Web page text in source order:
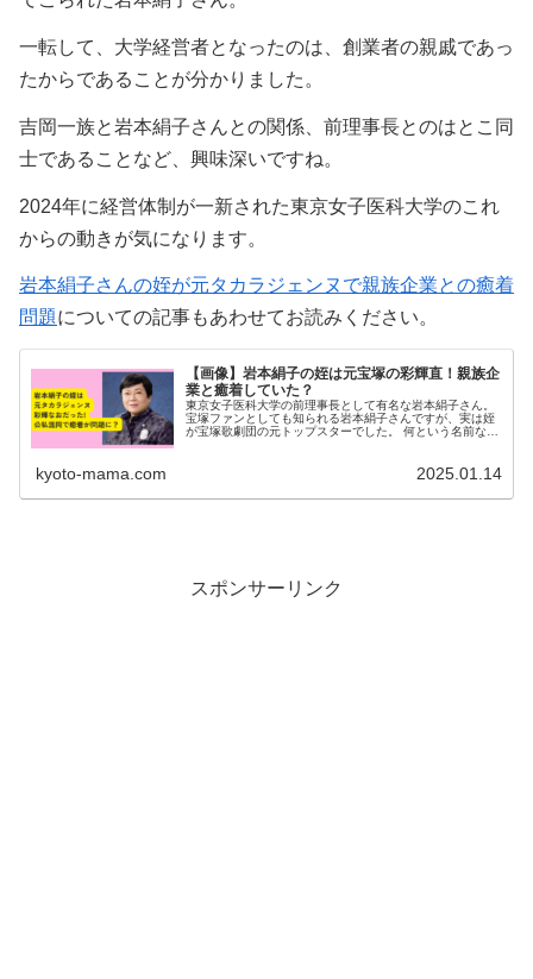
一転して、大学経営者となったのは、創業者の親戚であっ
たからであることが分かりました。
吉岡一族と岩本絹子さんとの関係、前理事長とのはとこ同
士であることなど、興味深いですね。
2024年に経営体制が一新された東京女子医科大学のこれ
からの動きが気になります。
岩本絹子さんの姪が元タカラジェンヌで親族企業との癒着
問題についての記事もあわせてお読みください。
【画像】岩本絹子の姪は元宝塚の彩輝直！親族企
業と癒着していた？
東京女子医科大学の前理事長として有名な岩本絹子さん。
宝塚ファンとしても知られる岩本絹子さんですが、実は姪
が宝塚歌劇団の元トップスターでした。 何という名前なの
kyoto-mama.com 2025.01.14
スポンサーリンク